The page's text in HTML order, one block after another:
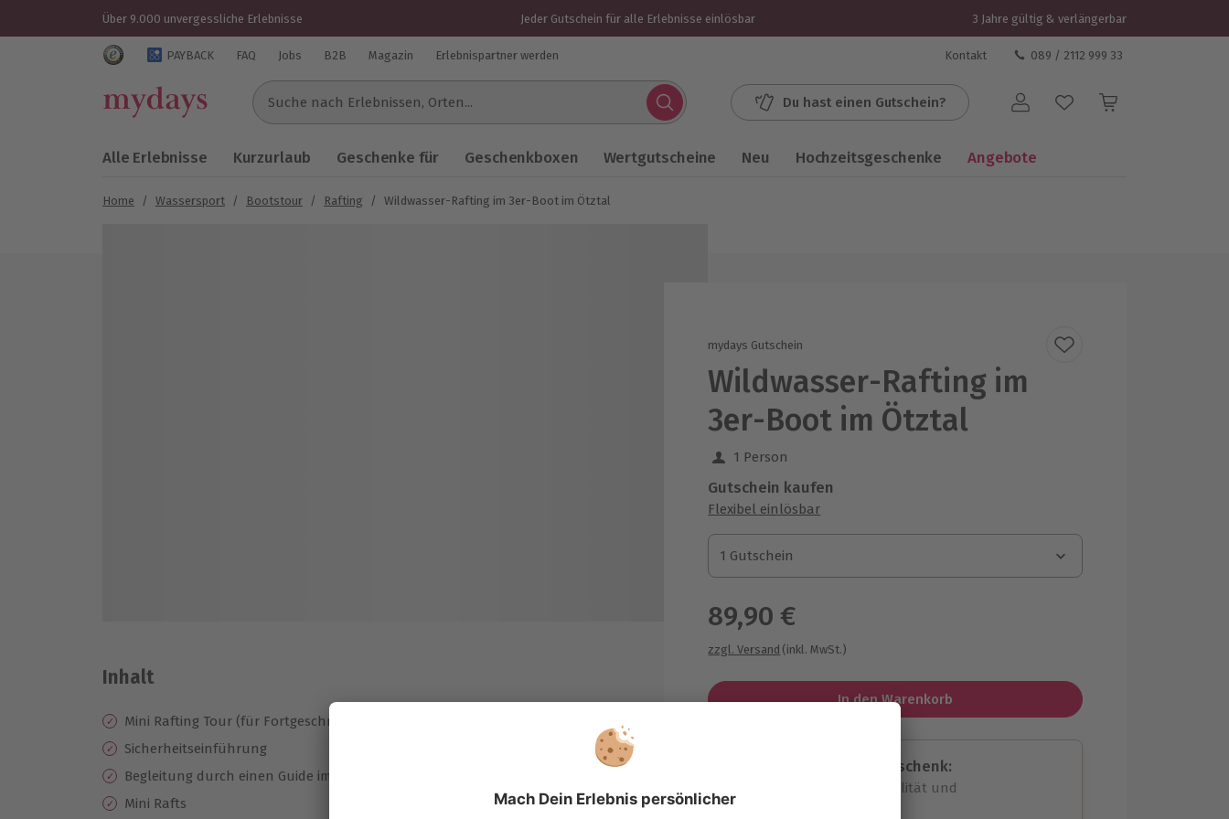
Über 9.000 unvergessliche Erlebnisse Jeder Gutschein für alle Erlebnisse einlösbar 3 Jahre gültig & verlängerbar
Trustedshops Bewertungen für mydays.de
PAYBACK FAQ Jobs B2B Magazin Erlebnispartner werden Kontakt 089 / 2112 999 33
Suche nach Erlebnissen...
Du hast einen Gutschein? Benutzerkonto
Alle Erlebnisse Kurzurlaub Geschenke für Geschenkboxen Wertgutscheine Neu Hochzeitsgeschenke Angebote
Home / Wassersport / Bootstour / Rafting / Wildwasser-Rafting im 3er-Boot im Ötztal
mydays Gutschein
Wildwasser-Rafting im
3er-Boot im Ötztal
1 Person
Gutschein kaufen
Flexibel einlösbar
1 Gutschein
1 Gutschein
1 Gutschein
89,90 €
zzgl. Versand (inkl. MwSt.)
In den Warenkorb
Immer das passende Geschenk:
Große Auswahl, volle Flexibilität und
maximale Sicherheit
Inhalt
Mini Rafting Tour (für Fortgeschrittene)
Sicherheitseinführung
Begleitung durch einen Guide im Kajak
Mini Rafts